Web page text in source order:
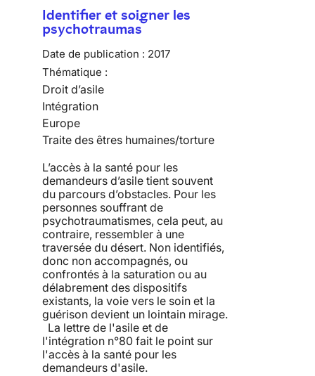
Identifier et soigner les
psychotraumas
Date de publication : 2017
Thématique :
Droit d’asile
Intégration
Europe
Traite des êtres humaines/torture
L’accès à la santé pour les
demandeurs d’asile tient souvent
du parcours d’obstacles. Pour les
personnes souffrant de
psychotraumatismes, cela peut, au
contraire, ressembler à une
traversée du désert. Non identifiés,
donc non accompagnés, ou
confrontés à la saturation ou au
délabrement des dispositifs
existants, la voie vers le soin et la
guérison devient un lointain mirage.
La lettre de l'asile et de
l'intégration n°80 fait le point sur
l'accès à la santé pour les
demandeurs d'asile.